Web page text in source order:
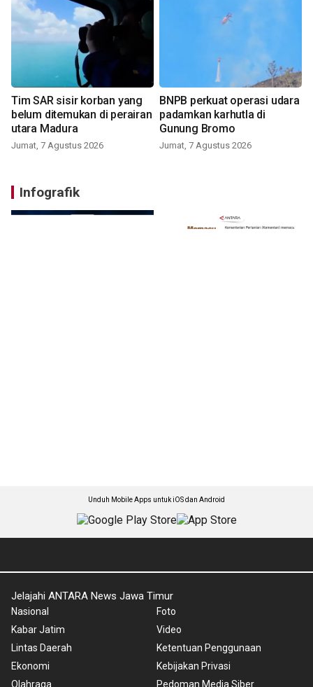
Tim SAR sisir korban yang
belum ditemukan di perairan
utara Madura
Jumat, 7 Agustus 2026
BNPB perkuat operasi udara
padamkan karhutla di
Gunung Bromo
Jumat, 7 Agustus 2026
Infografik
Unduh Mobile Apps untuk iOS dan Android
Jelajahi ANTARA News Jawa Timur
Nasional
Kabar Jatim
Lintas Daerah
Ekonomi
Olahraga
Foto
Video
Ketentuan Penggunaan
Kebijakan Privasi
Pedoman Media Siber